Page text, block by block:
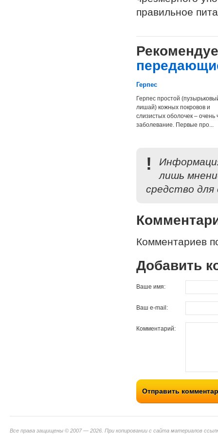
правильное
Герпес
Герпес простой
лишай) кожных покровов и
слизистых оболочек – очень
заболевание. Первые про...
!
лишь
средство для
Комментариев
Добавить
Ваше имя:
Ваш e-mail:
Комментарий:
Отправить
Все права защищены © 2007 — 2026. При копировании с сайта материалов